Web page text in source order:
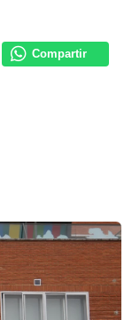
Compartir